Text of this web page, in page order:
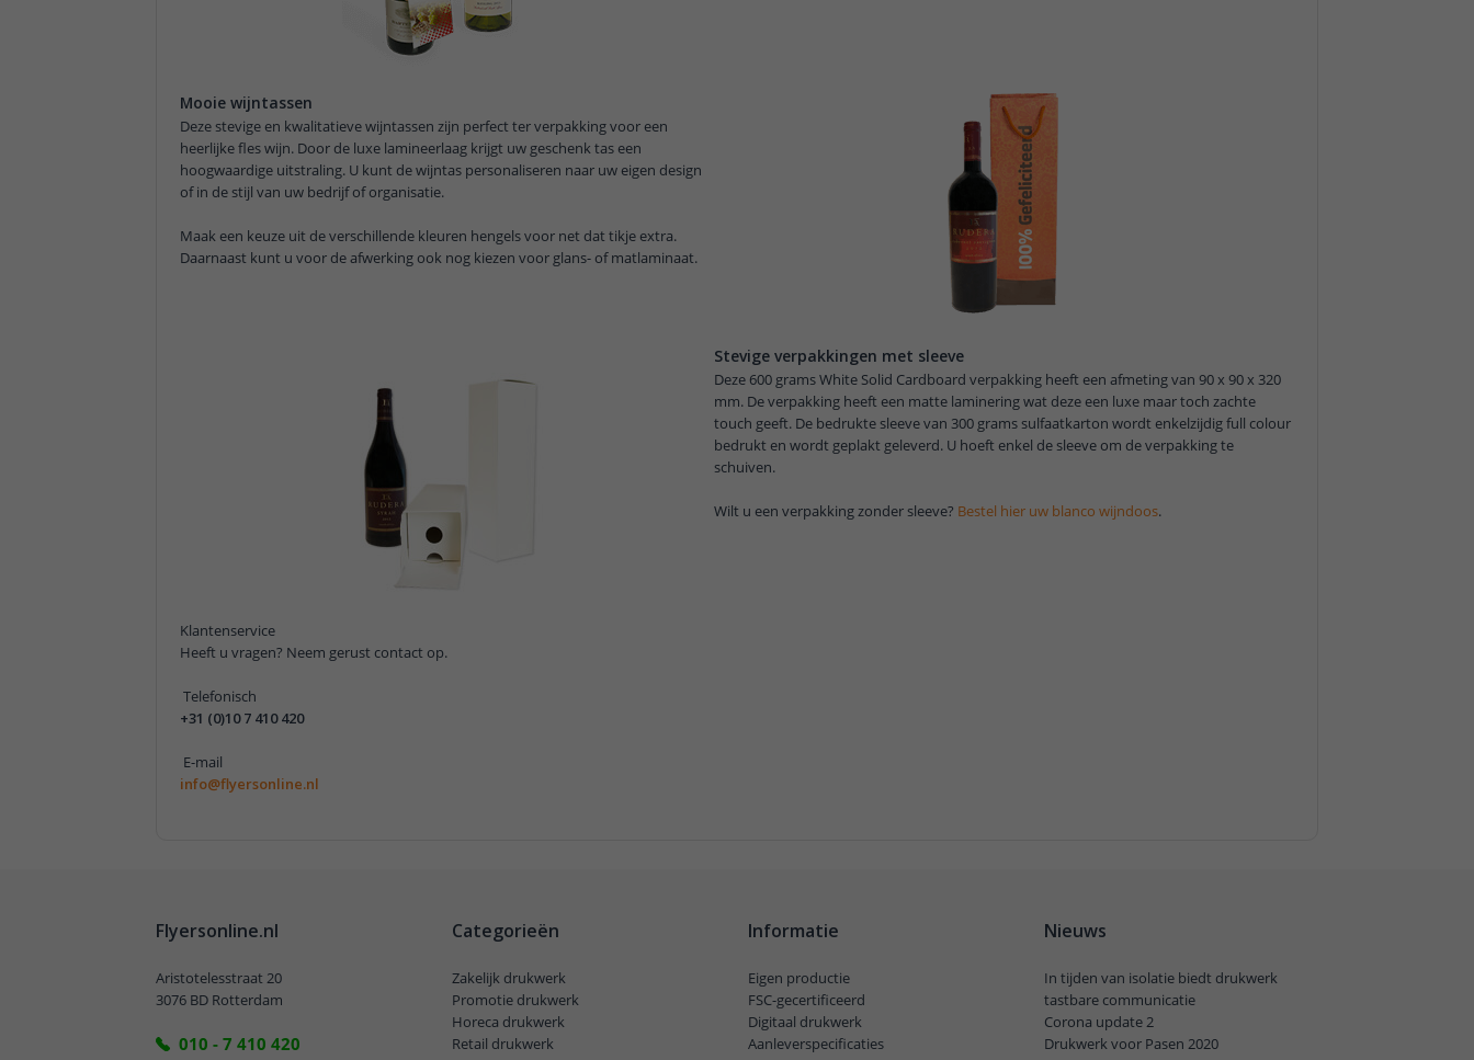
Mooie wijntassen
Deze stevige en kwalitatieve wijntassen zijn perfect ter verpakking voor een
heerlijke fles wijn. Door de luxe lamineerlaag krijgt uw geschenk tas een
hoogwaardige uitstraling. U kunt de wijntas personaliseren naar uw eigen design
of in de stijl van uw bedrijf of organisatie.
Maak een keuze uit de verschillende kleuren hengels voor net dat tikje extra.
Daarnaast kunt u voor de afwerking ook nog kiezen voor glans- of matlaminaat.
Stevige verpakkingen met sleeve
Deze 600 grams White Solid Cardboard verpakking heeft een afmeting van 90 x 90 x 320
mm. De verpakking heeft een matte laminering wat deze een luxe maar toch zachte
touch geeft. De bedrukte sleeve van 300 grams sulfaatkarton wordt enkelzijdig full colour
bedrukt en wordt geplakt geleverd. U hoeft enkel de sleeve om de verpakking te
schuiven.
Wilt u een verpakking zonder sleeve? Bestel hier uw blanco wijndoos.
Klantenservice
Heeft u vragen? Neem gerust contact op.
Telefonisch
+31 (0)10 7 410 420
E-mail
info@flyersonline.nl
Flyersonline.nl
Aristotelesstraat 20
3076 BD Rotterdam
010 - 7 410 420
Categorieën
Zakelijk drukwerk
Promotie drukwerk
Horeca drukwerk
Retail drukwerk
Informatie
Eigen productie
FSC-gecertificeerd
Digitaal drukwerk
Aanleverspecificaties
Nieuws
In tijden van isolatie biedt drukwerk
tastbare communicatie
Corona update 2
Drukwerk voor Pasen 2020